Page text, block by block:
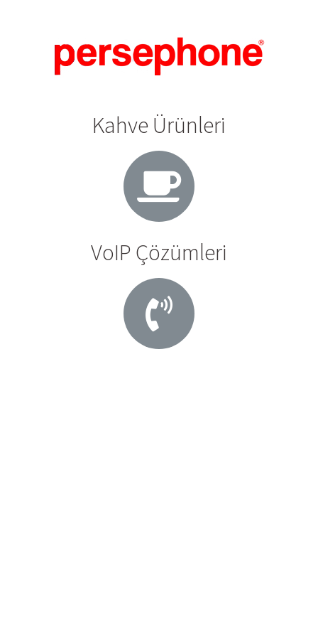
Kahve Ürünleri
VoIP Çözümleri